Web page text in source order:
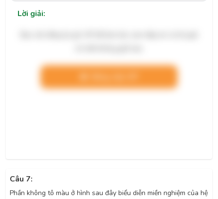
Lời giải:
Câu 7:
Phần không tô màu ở hình sau đây biểu diễn miền nghiệm của hệ